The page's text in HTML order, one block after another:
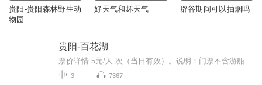
贵阳-贵阳森林野生动
物园
好天气和坏天气 辟谷期间可以抽烟吗
贵阳-百花湖
3 7367